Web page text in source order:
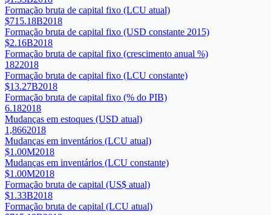
Formação bruta de capital fixo (LCU atual)
$715.18B2018
Formação bruta de capital fixo (USD constante 2015)
$2.16B2018
Formação bruta de capital fixo (crescimento anual %)
1822018
Formação bruta de capital fixo (LCU constante)
$13.27B2018
Formação bruta de capital fixo (% do PIB)
6.182018
Mudanças em estoques (USD atual)
1,8662018
Mudanças em inventários (LCU atual)
$1.00M2018
Mudanças em inventários (LCU constante)
$1.00M2018
Formação bruta de capital (US$ atual)
$1.33B2018
Formação bruta de capital (LCU atual)